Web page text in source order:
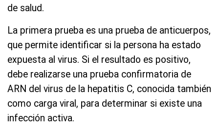
de salud.
La primera prueba es una prueba de anticuerpos,
que permite identificar si la persona ha estado
expuesta al virus. Si el resultado es positivo,
debe realizarse una prueba confirmatoria de
ARN del virus de la hepatitis C, conocida también
como carga viral, para determinar si existe una
infección activa.